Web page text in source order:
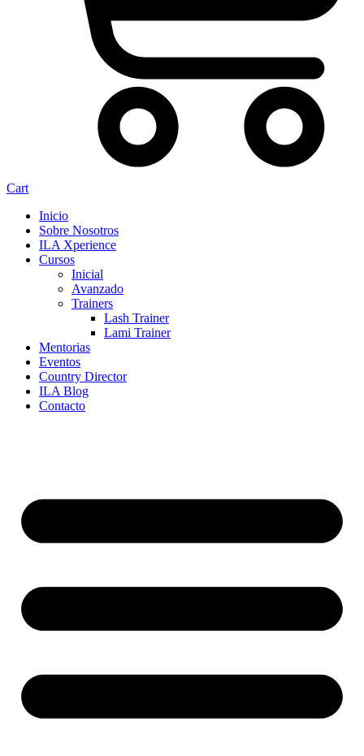
Cart
Inicio
Sobre Nosotros
ILA Xperience
Cursos
Inicial
Avanzado
Trainers
Lash Trainer
Lami Trainer
Mentorias
Eventos
Country Director
ILA Blog
Contacto